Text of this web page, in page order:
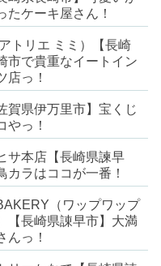
たケーキ屋さん！
トリエ ミミ）【長崎
市で貴重なイートイン
店っ！
賀県伊万里市】宝くじ
やっ！
サ本店【長崎県諫早
カラはココが一番！
（ワップワップ
【長崎県諌早市】大満
んっ！